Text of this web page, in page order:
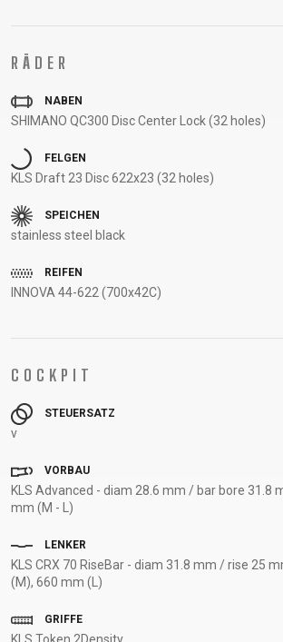
B2B LOGIN
RÄDER
NABEN
SHIMANO QC300 Disc Center Lock (32 holes)
FELGEN
KLS Draft 23 Disc 622x23 (32 holes)
SPEICHEN
stainless steel black
REIFEN
INNOVA 44-622 (700x42C)
COCKPIT
STEUERSATZ
v
VORBAU
KLS Advanced - diam 28.6 mm / bar bore 31.8
mm (M - L)
LENKER
KLS CRX 70 RiseBar - diam 31.8 mm / rise 25
(M), 660 mm (L)
GRIFFE